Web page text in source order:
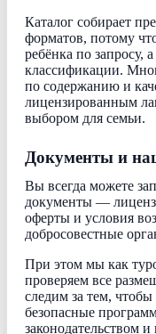
Каталог собирает
форматов, потому
ребёнка по запросу,
классификации.
по содержанию и
лицензированным
выбором для семьи.
Документы и
Вы всегда можете
документы —
оферты и условия
добросовестные
При этом мы как
проверяем все
следим за тем,
безопасные
законодательством